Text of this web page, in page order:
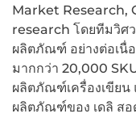
Market Research,
research โดยทีมวิศ
ผลิตภัณฑ์ อย่างต่อเนื่
มากกว่า 20,000
ผลิตภัณฑ์เครื่องเขียน
ผลิตภัณฑ์ของ เดลิ ส